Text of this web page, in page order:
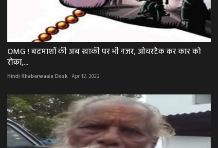
OMG ! बदमाशों की अब खाकी पर भी नजर, ओवरटैक कर कार को
रोका,...
Hindi Khabarwaala Desk Apr 12, 2022